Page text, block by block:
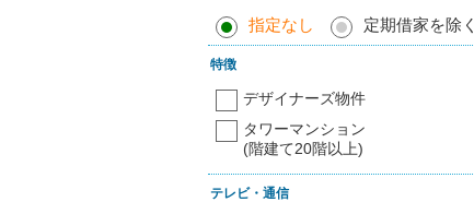
指定なし 定期借家を除く
特徴
デザイナーズ物件
タワーマンション
(階建て20階以上)
テレビ・通信